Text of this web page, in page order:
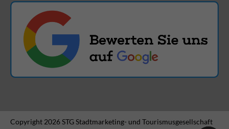
Copyright 2026 STG Stadtmarketing- und Tourismusgesellschaft